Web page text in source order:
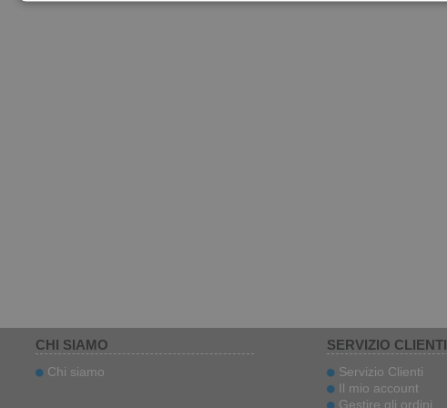
CHI SIAMO
Chi siamo
SERVIZIO CLIENTI
Servizio Clienti
Il mio account
Gestire gli ordini